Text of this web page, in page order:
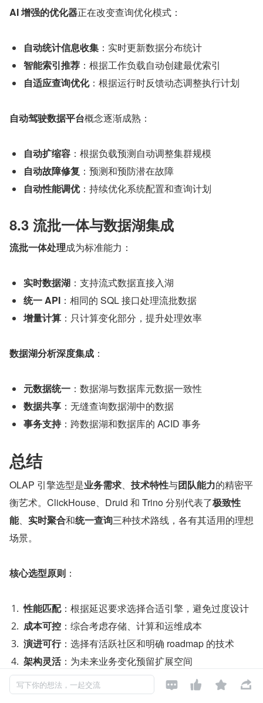
AI 增强的优化器正在改变查询优化模式：
自动统计信息收集 ：实时更新数据分布统计
智能索引推荐 ：根据工作负载自动创建最优索引
自适应查询优化：根据运行时反馈动态调整执行计划
自动驾驶数据平台概念逐渐成熟：
自动扩缩容 ：根据负载预测自动调整集群规模
自动故障修复 ：预测和预防潜在故障
自动性能调优：持续优化系统配置和查询计划
8.3 流批一体与数据湖集成
流批一体处理成为标准能力：
实时数据湖 ：支持流式数据直接入湖
统一 API ：相同的 SQL 接口处理流批数据
增量计算 ：只计算变化部分，提升处理效率
数据湖分析深度集成 ：
元数据统一 ：数据湖与数据库元数据一致性
数据共享 ：无缝查询数据湖中的数据
事务支持：跨数据湖和数据库的 ACID 事务
总结
OLAP 引擎选型是业务需求、 技术特性与团队能力的精密平
衡艺术。ClickHouse、Druid 和 Trino 分别代表了极致性
能、 实时聚合和统一查询三种技术路线，各有其适用的理想
场景。
核心选型原则 ：
性能匹配：根据延迟要求选择合适引擎，避免过度设计
成本可控 ：综合考虑存储、计算和运维成本
演进可行：选择有活跃社区和明确 roadmap 的技术
架构灵活：为未来业务变化预留扩展空间
成功实施关键：
写下你的想法，一起交流    